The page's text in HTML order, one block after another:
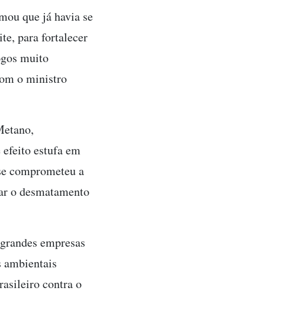
que já havia se
para fortalecer
muito
o ministro
efeito estufa em
comprometeu a
o desmatamento
empresas
contra o